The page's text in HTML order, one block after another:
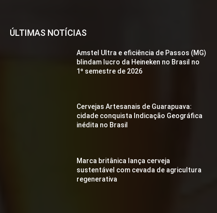
ÚLTIMAS NOTÍCIAS
Amstel Ultra e eficiência de Passos (MG)
blindam lucro da Heineken no Brasil no
1º semestre de 2026
Cervejas Artesanais de Guarapuava:
cidade conquista Indicação Geográfica
inédita no Brasil
Marca britânica lança cerveja
sustentável com cevada de agricultura
regenerativa